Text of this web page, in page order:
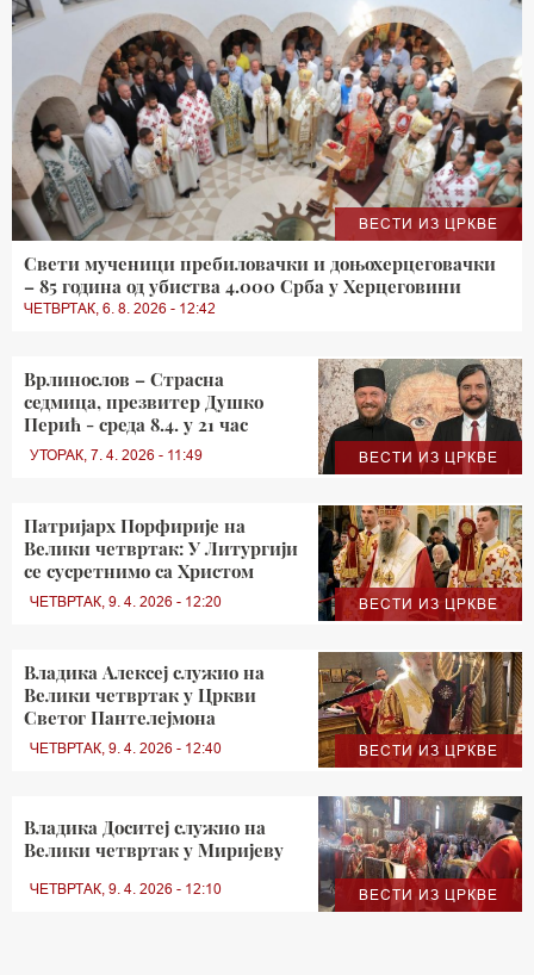
ВЕСТИ ИЗ ЦРКВЕ
Свети мученици пребиловачки и доњохерцеговачки
– 85 година од убиства 4.000 Срба у Херцеговини
ЧЕТВРТАК, 6. 8. 2026 - 12:42
ВЕСТИ ИЗ ЦРКВЕ
Врлинослов – Страсна
седмица, презвитер Душко
Перић - среда 8.4. у 21 час
УТОРАК, 7. 4. 2026 - 11:49
ВЕСТИ ИЗ ЦРКВЕ
Патријарх Порфирије на
Велики четвртак: У Литургији
се сусретнимо са Христом
ЧЕТВРТАК, 9. 4. 2026 - 12:20
ВЕСТИ ИЗ ЦРКВЕ
Владика Алексеј служио на
Велики четвртак у Цркви
Светог Пантелејмона
ЧЕТВРТАК, 9. 4. 2026 - 12:40
ВЕСТИ ИЗ ЦРКВЕ
Владика Доситеј служио на
Велики четвртак у Миријеву
ЧЕТВРТАК, 9. 4. 2026 - 12:10